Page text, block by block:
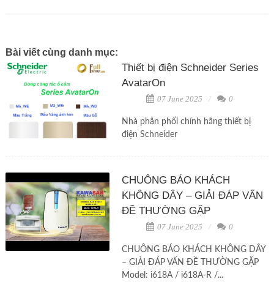
Bài viết cùng danh mục:
Thiết bị điện Schneider Series
AvatarOn
07 June 2025 0
Nhà phân phối chính hãng thiết bị
điện Schneider
CHUÔNG BÁO KHÁCH
KHÔNG DÂY – GIẢI ĐÁP VẤN
ĐỀ THƯỜNG GẶP
07 June 2025 0
CHUÔNG BÁO KHÁCH KHÔNG DÂY
– GIẢI ĐÁP VẤN ĐỀ THƯỜNG GẶP
Model: i618A / i618A-R /...